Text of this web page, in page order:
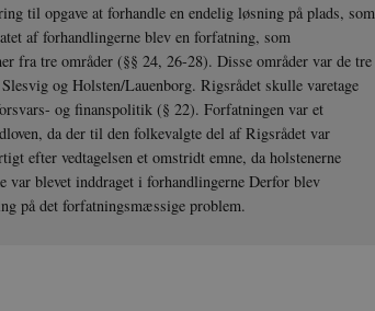
til opgave at forhandle en endelig løsning på plads, som
af forhandlingerne blev en forfatning, som
fra tre områder (§§ 24, 26-28). Disse områder var de tre
og Holsten/Lauenborg. Rigsrådet skulle varetage
og finanspolitik (§ 22). Forfatningen var et
da der til den folkevalgte del af Rigsrådet var
efter vedtagelsen et omstridt emne, da holstenerne
var blevet inddraget i forhandlingerne Derfor blev
på det forfatningsmæssige problem.